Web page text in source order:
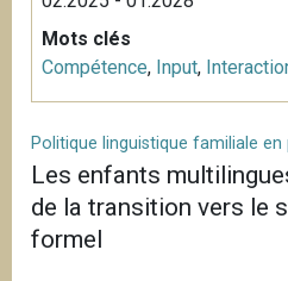
Mots clés
Compétence, Input,
Politique linguistique familiale
Les enfants
de la transition vers le
formel